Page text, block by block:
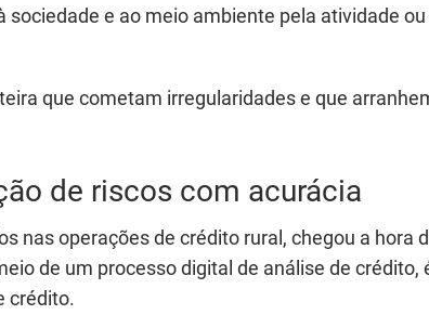
sociedade e ao meio ambiente pela atividade
que cometam irregularidades e que
de riscos com acurácia
nas operações de crédito rural, chegou a hora
de um processo digital de análise de crédito,
crédito.